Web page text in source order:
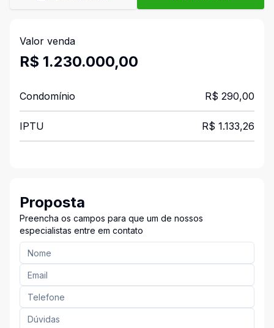
Valor venda
R$ 1.230.000,00
Condomínio R$ 290,00
IPTU R$ 1.133,26
Proposta
Preencha os campos para que um de nossos
especialistas entre em contato